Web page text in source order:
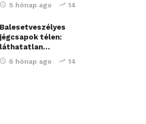
5 hónap ago 14
Balesetveszélyes
jégcsapok télen:
láthatatlan…
6 hónap ago 14